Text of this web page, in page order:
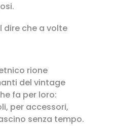
dire che a volte
rione
del vintage
fa per loro:
per accessori,
senza tempo.